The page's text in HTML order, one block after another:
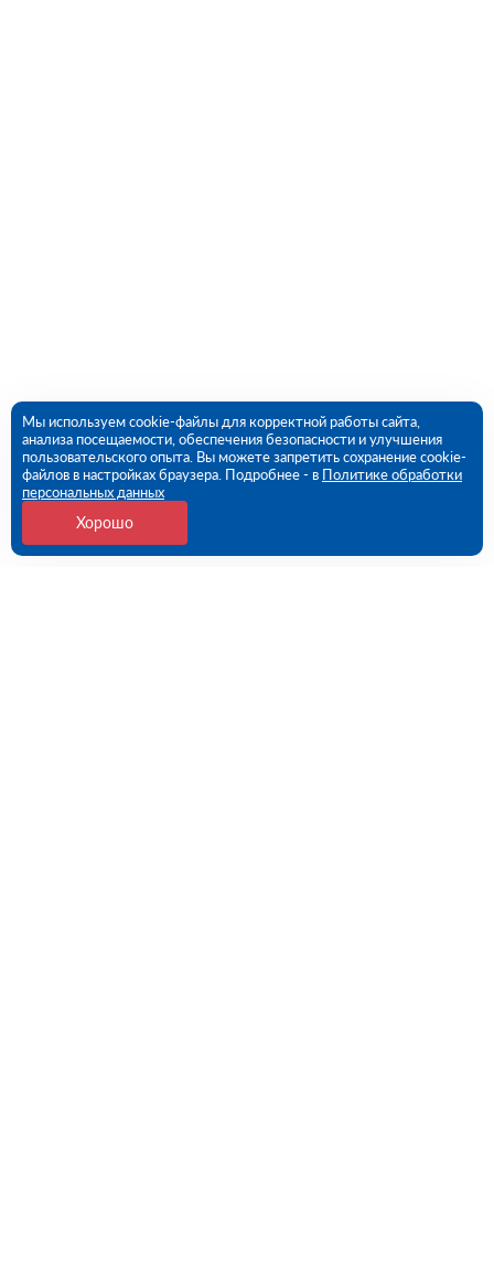
Мы используем cookie-файлы для корректной работы сайта,
анализа посещаемости, обеспечения безопасности и улучшения
пользовательского опыта. Вы можете запретить сохранение cookie-
файлов в настройках браузера. Подробнее - в Политике обработки
персональных данных
Хорошо